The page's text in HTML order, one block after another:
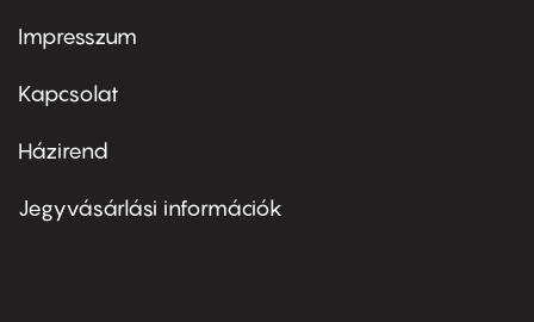
Footer
first
Impresszum
Kapcsolat
Footer
second
Házirend
Jegyvásárlási információk